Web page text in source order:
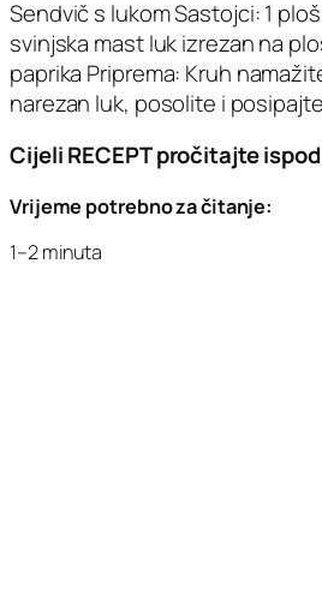
Sendvič s lukom Sastojci: 1
svinjska mast luk izrezan na
paprika Priprema: Kruh
narezan luk, posolite i
Cijeli RECEPT pročitajte
Vrijeme potrebno za čitanje:
1–2 minuta